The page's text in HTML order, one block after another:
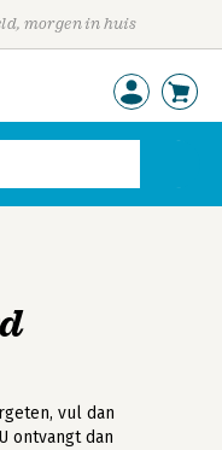
morgen in huis
vul dan
ontvangt dan